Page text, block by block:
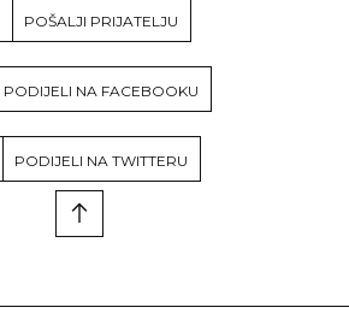
POŠALJI PRIJATELJU
PODIJELI NA FACEBOOKU
PODIJELI NA TWITTERU